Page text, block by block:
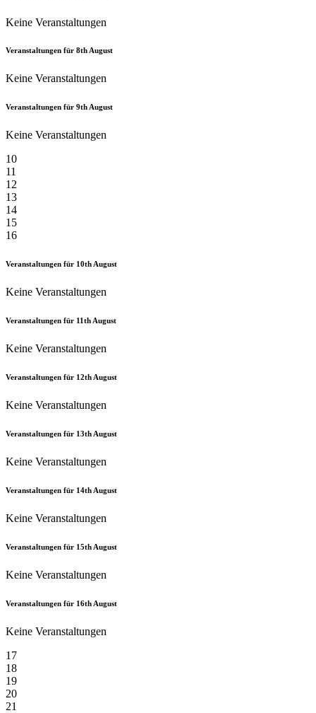
Keine Veranstaltungen
Veranstaltungen für 8thAugust
Keine Veranstaltungen
Veranstaltungen für 9thAugust
Keine Veranstaltungen
10
11
12
13
14
15
16
Veranstaltungen für 10th August
Keine Veranstaltungen
Veranstaltungen für 11th August
Keine Veranstaltungen
Veranstaltungen für 12th August
Keine Veranstaltungen
Veranstaltungen für 13th August
Keine Veranstaltungen
Veranstaltungen für 14th August
Keine Veranstaltungen
Veranstaltungen für 15th August
Keine Veranstaltungen
Veranstaltungen für 16th August
Keine Veranstaltungen
17
18
19
20
21